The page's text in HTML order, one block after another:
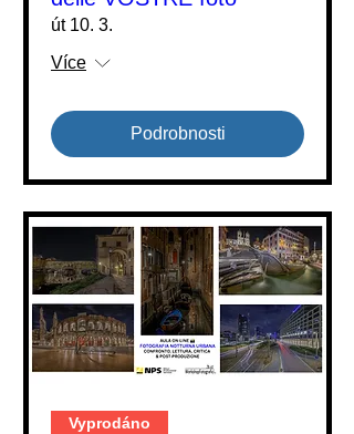
út 10. 3.
Více
Podrobnosti
Vyprodáno